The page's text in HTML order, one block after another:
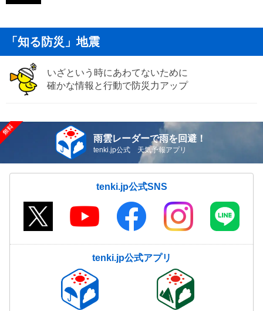
「知る防災」地震
いざという時にあわてないために
確かな情報と行動で防災力アップ
雨雲レーダーで雨を回避！
tenki.jp公式 天気予報アプリ
tenki.jp公式SNS
tenki.jp公式アプリ